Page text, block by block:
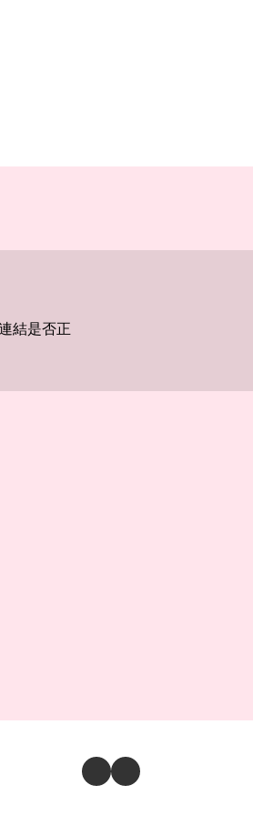
結是否正